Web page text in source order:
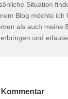
Situation
Blog möchte ich
als auch meine
und